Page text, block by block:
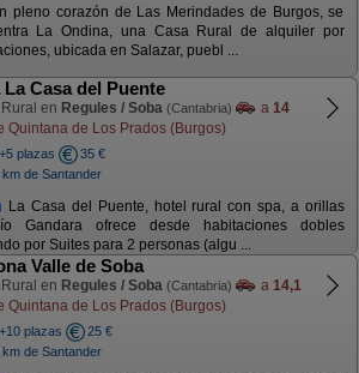
pleno corazón de Las Merindades de Burgos, se
La Ondina, una Casa Rural de alquiler por
ubicada en Salazar, puebl ...
La Casa del Puente
en Regules / Soba (Cantabria) a 14
Quintana de Los Prados (Burgos)
plazas
35 €
km de Santander
La Casa del Puente, hotel rural con spa, a orillas
Gandara ofrece desde habitaciones dobles
por Suites para 2 personas (algu ...
Valle de Soba
en Regules / Soba (Cantabria) a 14,1
Quintana de Los Prados (Burgos)
plazas
25 €
km de Santander